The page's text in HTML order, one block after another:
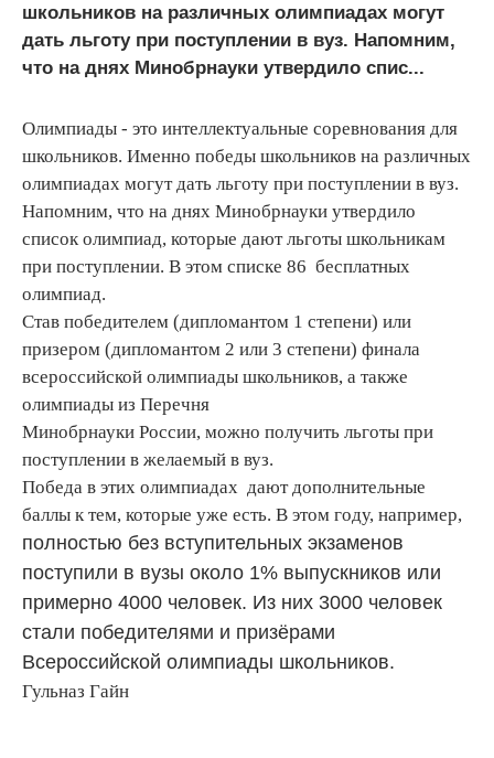
школьников на различных олимпиадах могут
дать льготу при поступлении в вуз. Напомним,
что на днях Минобрнауки утвердило спис...
Олимпиады - это интеллектуальные соревнования для
школьников. Именно победы школьников на различных
олимпиадах могут дать льготу при поступлении в вуз.
Напомним, что на днях Минобрнауки утвердило
список олимпиад, которые дают льготы школьникам
при поступлении. В этом списке 86 бесплатных
олимпиад.
Став победителем (дипломантом 1 степени) или
призером (дипломантом 2 или 3 степени) финала
всероссийской олимпиады школьников, а также
олимпиады из Перечня
Минобрнауки России, можно получить льготы при
поступлении в желаемый в вуз.
Победа в этих олимпиадах дают дополнительные
баллы к тем, которые уже есть. В этом году, например,
полностью без вступительных экзаменов
поступили в вузы около 1% выпускников или
примерно 4000 человек. Из них 3000 человек
стали победителями и призёрами
Всероссийской олимпиады школьников.
Гульназ Гайн